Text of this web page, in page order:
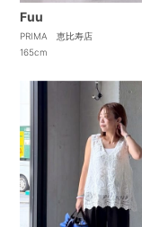
Fuu
PRIMA 恵比寿店
165cm